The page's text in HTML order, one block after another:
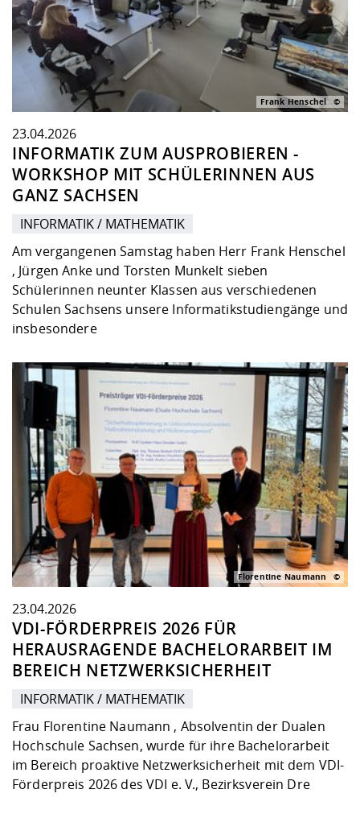
INFORMATIK ZUM AUSPROBIEREN -
WORKSHOP MIT SCHÜLERINNEN AUS
GANZ SACHSEN
23.04.2026
INFORMATIK / MATHEMATIK
Am vergangenen Samstag haben Herr Frank Henschel
, Jürgen Anke und Torsten Munkelt sieben
Schülerinnen neunter Klassen aus verschiedenen
Schulen Sachsens unsere Informatikstudiengänge und
insbesondere
Frank Henschel
VDI-FÖRDERPREIS 2026 FÜR
HERAUSRAGENDE BACHELORARBEIT IM
BEREICH NETZWERKSICHERHEIT
23.04.2026
INFORMATIK / MATHEMATIK
Frau Florentine Naumann , Absolventin der Dualen
Hochschule Sachsen, wurde für ihre Bachelorarbeit
im Bereich proaktive Netzwerksicherheit mit dem VDI-
Förderpreis 2026 des VDI e. V., Bezirksverein Dre
Florentine Naumann